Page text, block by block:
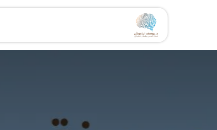
تخطي للذهاب إلى المحتوى